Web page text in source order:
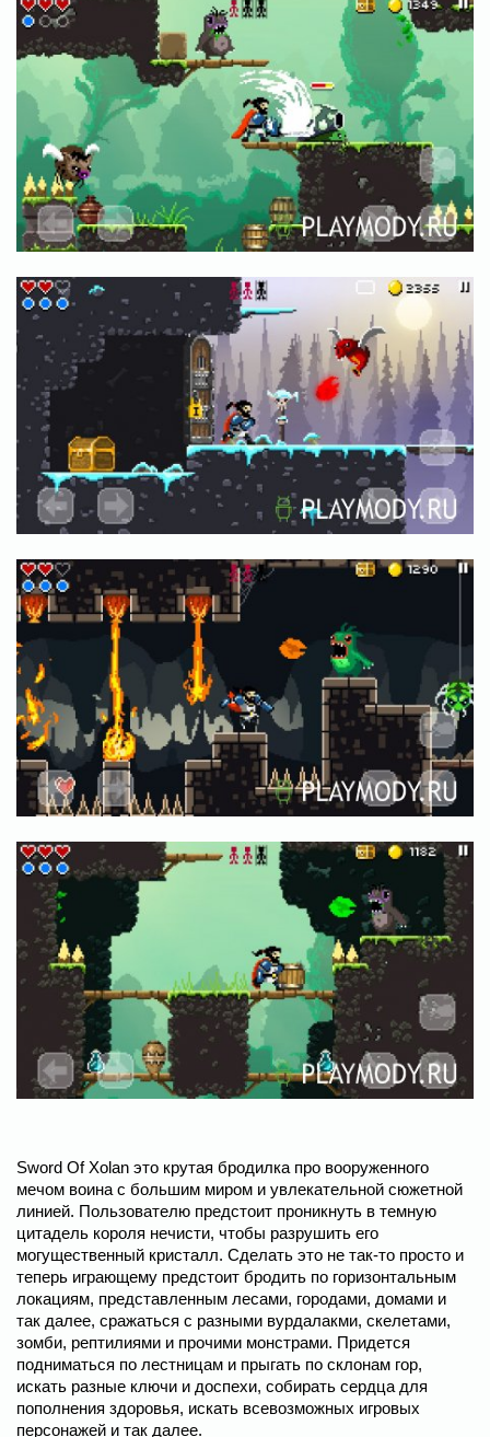
Sword Of Xolan это крутая бродилка про вооруженного
мечом воина с большим миром и увлекательной сюжетной
линией. Пользователю предстоит проникнуть в темную
цитадель короля нечисти, чтобы разрушить его
могущественный кристалл. Сделать это не так-то просто и
теперь играющему предстоит бродить по горизонтальным
локациям, представленным лесами, городами, домами и
так далее, сражаться с разными вурдалакми, скелетами,
зомби, рептилиями и прочими монстрами. Придется
подниматься по лестницам и прыгать по склонам гор,
искать разные ключи и доспехи, собирать сердца для
пополнения здоровья, искать всевозможных игровых
персонажей и так далее.